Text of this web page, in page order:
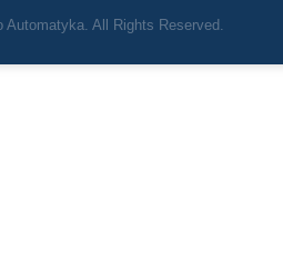
All Rights Reserved.